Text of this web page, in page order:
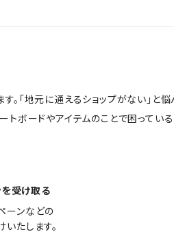
。「地元に通えるショップがない」と
トボードやアイテムのことで困って
受け取る
ーンなどの
たします。